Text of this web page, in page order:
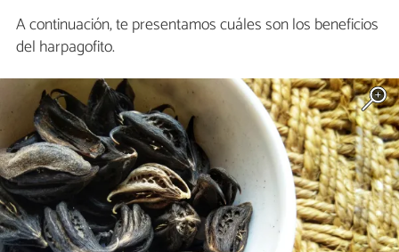
A continuación, te presentamos cuáles son los beneficios
del harpagofito.